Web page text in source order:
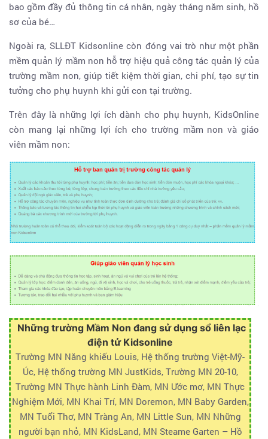
bao gồm đầy đủ thông tin cá nhân, ngày tháng năm sinh, hồ
sơ của bé…
Ngoài ra, SLLĐT Kidsonline còn đóng vai trò như một phần
mềm quản lý mầm non hỗ trợ hiệu quả công tác quản lý của
trường mầm non, giúp tiết kiệm thời gian, chi phí, tạo sự tin
tưởng cho phụ huynh khi gửi con tại trường.
Trên đây là những lợi ích dành cho phụ huynh, KidsOnline
còn mang lại những lợi ích cho trường mầm non và giáo
viên mầm non:
Những trường Mầm Non đang sử dụng sổ liên lạc
điện tử Kidsonline
Trường MN Năng khiếu Louis, Hệ thống trường Việt-Mỹ-
Úc, Hệ thống trường MN JustKids, Trường MN 20-10,
Trường MN Thực hành Linh Đàm, MN Ước mơ, MN Thực
Nghiệm Mới, MN Khai Trí, MN Doremon, MN Baby Garden,
MN Tuổi Thơ, MN Tràng An, MN Little Sun, MN Những
người bạn nhỏ, MN KidsLand, MN Steame Garten – Hồ